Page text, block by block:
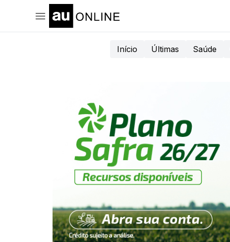
Início Últimas Saúde